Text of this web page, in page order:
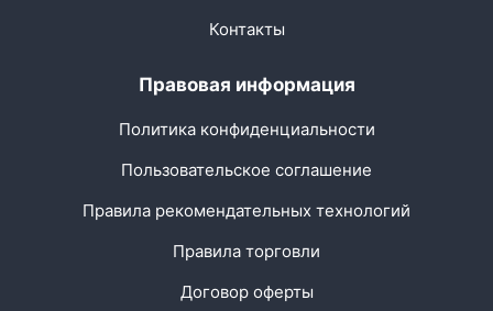
Контакты
Правовая информация
Политика конфиденциальности
Пользовательское соглашение
Правила рекомендательных технологий
Правила торговли
Договор оферты